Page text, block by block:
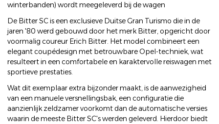
winterbanden) wordt meegeleverd bij de wagen
De Bitter SC is een exclusieve Duitse Gran Turismo die in de
jaren '80 werd gebouwd door het merk Bitter, opgericht door
voormalig coureur Erich Bitter. Het model combineert een
elegant coupédesign met betrouwbare Opel-techniek, wat
resulteert in een comfortabele en karaktervolle reiswagen met
sportieve prestaties.
Wat dit exemplaar extra bijzonder maakt, is de aanwezigheid
van een manuele versnellingsbak, een configuratie die
aanzienlijk zeldzamer voorkomt dan de automatische versies
waarin de meeste Bitter SC's werden geleverd. Hierdoor biedt